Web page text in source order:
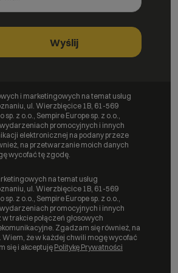
i marketingowych na temat usług
ul. Wierzbięcice 1B, 61-569
z o.o., Sempire Europe sp. z o.o.,
promocyjnych i innych
elektronicznej na podany przeze
na przetwarzanie moich danych
wycofać tę zgodę.
na temat usług
ul. Wierzbięcice 1B, 61-569
z o.o., Sempire Europe sp. z o.o.,
promocyjnych i innych
trakcie połączeń głosowych
Zgadzam się również, na
że w każdej chwili mogę wycofać
się i akceptuję Politykę Prywatności